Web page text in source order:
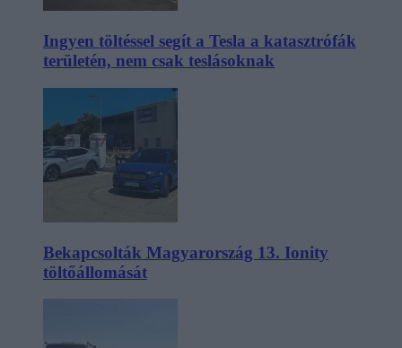
Ingyen töltéssel segít a Tesla a katasztrófák
területén, nem csak teslásoknak
Bekapcsolták Magyarország 13. Ionity
töltőállomását